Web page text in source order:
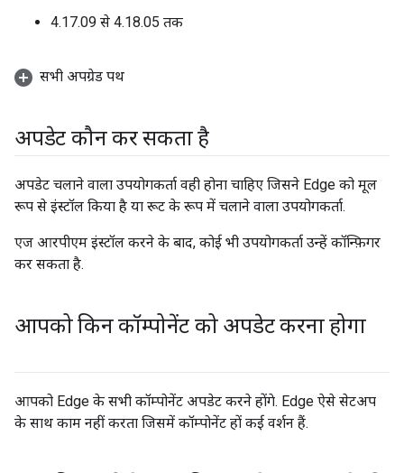
4.17.09 से 4.18.05 तक
सभी अपग्रेड पथ
अपडेट कौन कर सकता है
अपडेट चलाने वाला उपयोगकर्ता वही होना चाहिए जिसने Edge को मूल
रूप से इंस्टॉल किया है या रूट के रूप में चलाने वाला उपयोगकर्ता.
एज आरपीएम इंस्टॉल करने के बाद, कोई भी उपयोगकर्ता उन्हें कॉन्फ़िगर
कर सकता है.
आपको किन कॉम्पोनेंट को अपडेट करना होगा
आपको Edge के सभी कॉम्पोनेंट अपडेट करने होंगे. Edge ऐसे सेटअप
के साथ काम नहीं करता जिसमें कॉम्पोनेंट हों कई वर्शन हैं.